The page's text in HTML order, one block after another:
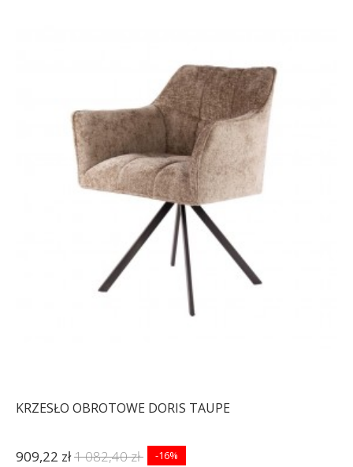
KRZESŁO OBROTOWE DORIS TAUPE
909,22 zł1 082,40 zł -16%